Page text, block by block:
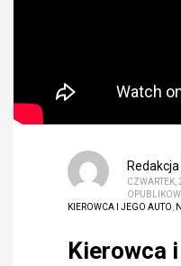
Redakcja
CZWARTEK,
KIEROWCA I JEGO AUTO,
Kierowca